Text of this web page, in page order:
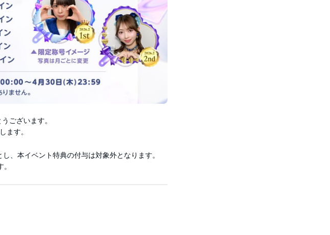
ございます。
ます。
、本イベント特典の付与は対象外となります。